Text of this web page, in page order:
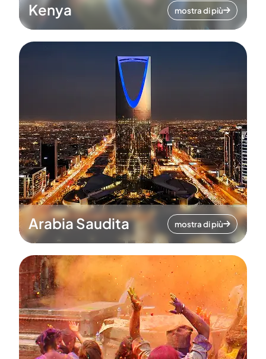
Kenya mostra di più
Arabia Saudita mostra di più